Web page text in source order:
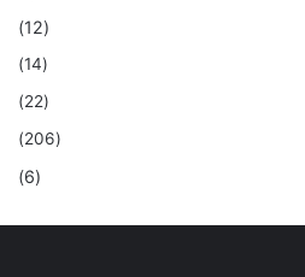
(12)
(14)
(22)
(206)
(6)